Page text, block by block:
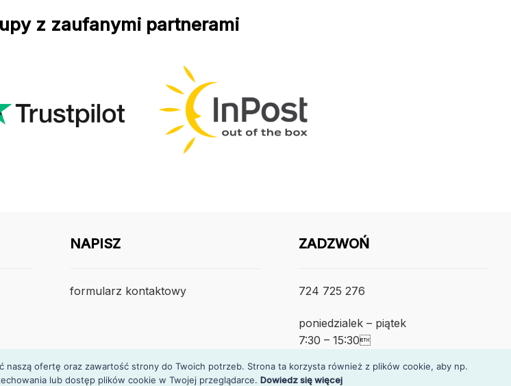
z zaufanymi partnerami
NAPISZ
formularz kontaktowy
ZADZWOŃ
724 725 276
poniedzialek – piątek
7:30 – 15:30
ofertę oraz zawartość strony do Twoich potrzeb. Strona ta korzysta również z plików cookie, aby np.
lub dostęp plików cookie w Twojej przeglądarce. Dowiedz się więcej